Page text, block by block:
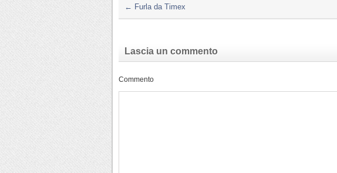
← Furla da Timex
Lascia un commento
Commento